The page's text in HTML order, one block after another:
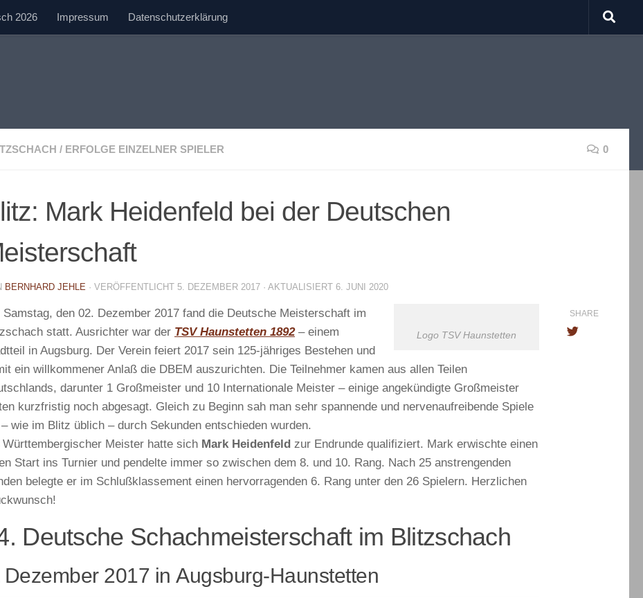
2026 Impressum Datenschutzerklärung
/ ERFOLGE EINZELNER SPIELER 0
Mark Heidenfeld bei der Deutschen
BERNHARD JEHLE · VERÖFFENTLICHT 5. DEZEMBER 2017 · AKTUALISIERT 6. JUNI 2020
Logo TSV Haunstetten
Samstag, den 02. Dezember 2017 fand die Deutsche Meisterschaft im
statt. Ausrichter war der TSV Haunstetten 1892– einem
in Augsburg. Der Verein feiert 2017 sein 125-jähriges Bestehen und
ein willkommener Anlaß die DBEM auszurichten. Die Teilnehmer kamen aus allen Teilen
darunter 1 Großmeister und 10 Internationale Meister – einige angekündigte Großmeister
kurzfristig noch abgesagt. Gleich zu Beginn sah man sehr spannende und nervenaufreibende Spiele
wie im Blitz üblich – durch Sekunden entschieden wurden.
Meister hatte sich Mark Heidenfeld zur Endrunde qualifiziert. Mark erwischte einen
Start ins Turnier und pendelte immer so zwischen dem 8. und 10. Rang. Nach 25 anstrengenden
belegte er im Schlußklassement einen hervorragenden 6. Rang unter den 26 Spielern. Herzlichen
Deutsche Schachmeisterschaft im Blitzschach
Dezember 2017 in Augsburg-Haunstetten
SHARE